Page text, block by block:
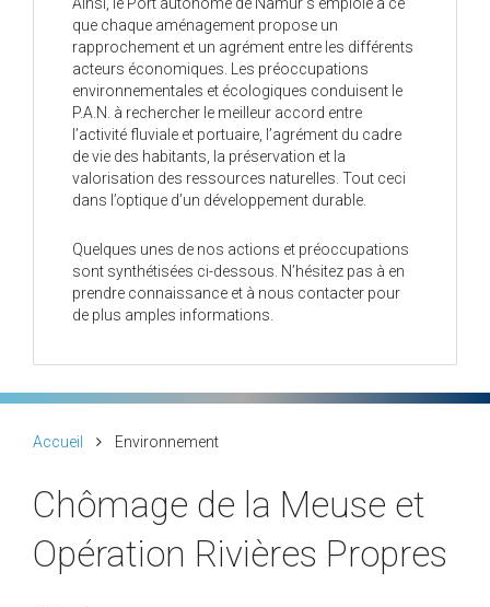
que chaque aménagement propose un
rapprochement et un agrément entre les différents
acteurs économiques. Les préoccupations
environnementales et écologiques conduisent le
P.A.N. à rechercher le meilleur accord entre
l’activité fluviale et portuaire, l’agrément du cadre
de vie des habitants, la préservation et la
valorisation des ressources naturelles. Tout ceci
dans l’optique d’un développement durable.
Quelques unes de nos actions et préoccupations
sont synthétisées ci-dessous. N’hésitez pas à en
prendre connaissance et à nous contacter pour
de plus amples informations.
Accueil Environnement
Chômage de la Meuse et
Opération Rivières Propres